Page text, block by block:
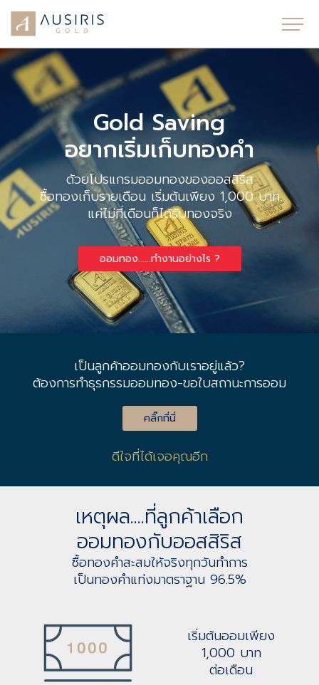
Gold Saving
อยากเริ่มเก็บทองคำ
ด้วยโปรแกรมออมทองของออสสิริส
ซื้อทองเก็บรายเดือน เริ่มต้นเพียง 1,000 บาท
แค่ไม่กี่เดือนก็ได้รับทองจริง
ออมทอง......ทำงานอย่างไร ?
เป็นลูกค้าออมทองกับเราอยู่แล้ว?
ต้องการทำธุรกรรมออมทอง-ขอใบสถานะการออม
คลิ๊กที่นี่
ดีใจที่ได้เจอคุณอีก
เหตุผล....ที่ลูกค้าเลือก
ออมทองกับออสสิริส
ซื้อทองคำสะสมให้จริงทุกวันทำการ
เป็นทองคำแท่งมาตราฐาน 96.5%
เริ่มต้นออมเพียง
1,000 บาท
ต่อเดือน